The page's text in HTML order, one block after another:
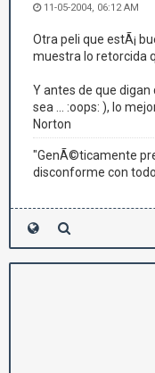
11-05-2004, 06:12 AM
Otra peli que estÃ¡
muestra lo retorcida
Y antes de que digan
sea ... :oops: ), lo
Norton
"GenÃ©ticamente
disconforme con